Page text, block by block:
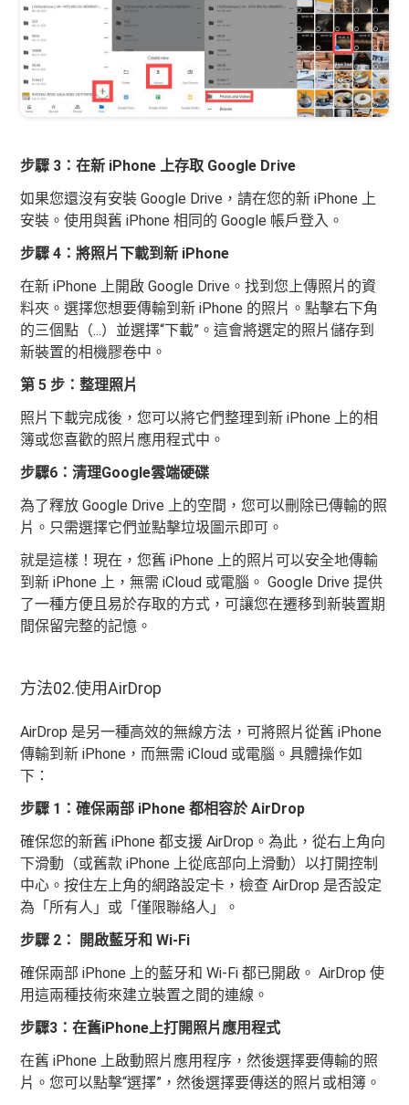
步驟 3：在新 iPhone 上存取 Google Drive
如果您還沒有安裝 Google Drive，請在您的新 iPhone 上
安裝。使用與舊 iPhone 相同的 Google 帳戶登入。
步驟 4：將照片下載到新 iPhone
在新 iPhone 上開啟 Google Drive。找到您上傳照片的資
料夾。選擇您想要傳輸到新 iPhone 的照片。點擊右下角
的三個點（...）並選擇“下載”。這會將選定的照片儲存到
新裝置的相機膠卷中。
第 5 步：整理照片
照片下載完成後，您可以將它們整理到新 iPhone 上的相
簿或您喜歡的照片應用程式中。
步驟6：清理Google雲端硬碟
為了釋放 Google Drive 上的空間，您可以刪除已傳輸的照
片。只需選擇它們並點擊垃圾圖示即可。
就是這樣！現在，您舊 iPhone 上的照片可以安全地傳輸
到新 iPhone 上，無需 iCloud 或電腦。 Google Drive 提供
了一種方便且易於存取的方式，可讓您在遷移到新裝置期
間保留完整的記憶。
方法02.使用AirDrop
AirDrop 是另一種高效的無線方法，可將照片從舊 iPhone
傳輸到新 iPhone，而無需 iCloud 或電腦。具體操作如
下：
步驟 1：確保兩部 iPhone 都相容於 AirDrop
確保您的新舊 iPhone 都支援 AirDrop。為此，從右上角向
下滑動（或舊款 iPhone 上從底部向上滑動）以打開控制
中心。按住左上角的網路設定卡，檢查 AirDrop 是否設定
為「所有人」或「僅限聯絡人」。
步驟 2： 開啟藍牙和 Wi-Fi
確保兩部 iPhone 上的藍牙和 Wi-Fi 都已開啟。 AirDrop 使
用這兩種技術來建立裝置之間的連線。
步驟3：在舊iPhone上打開照片應用程式
在舊 iPhone 上啟動照片應用程序，然後選擇要傳輸的照
片。您可以點擊“選擇”，然後選擇要傳送的照片或相簿。